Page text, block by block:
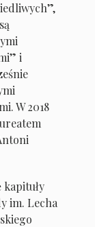
i
W 2018
kapituły
im. Lecha